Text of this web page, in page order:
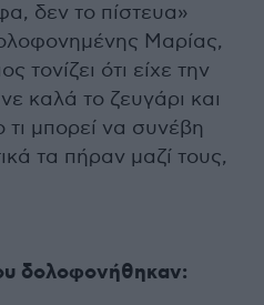
δεν το πίστευα»
Μαρίας,
τονίζει ότι είχε την
καλά το ζευγάρι και
μπορεί να συνέβη
τα πήραν μαζί τους,
δολοφονήθηκαν: